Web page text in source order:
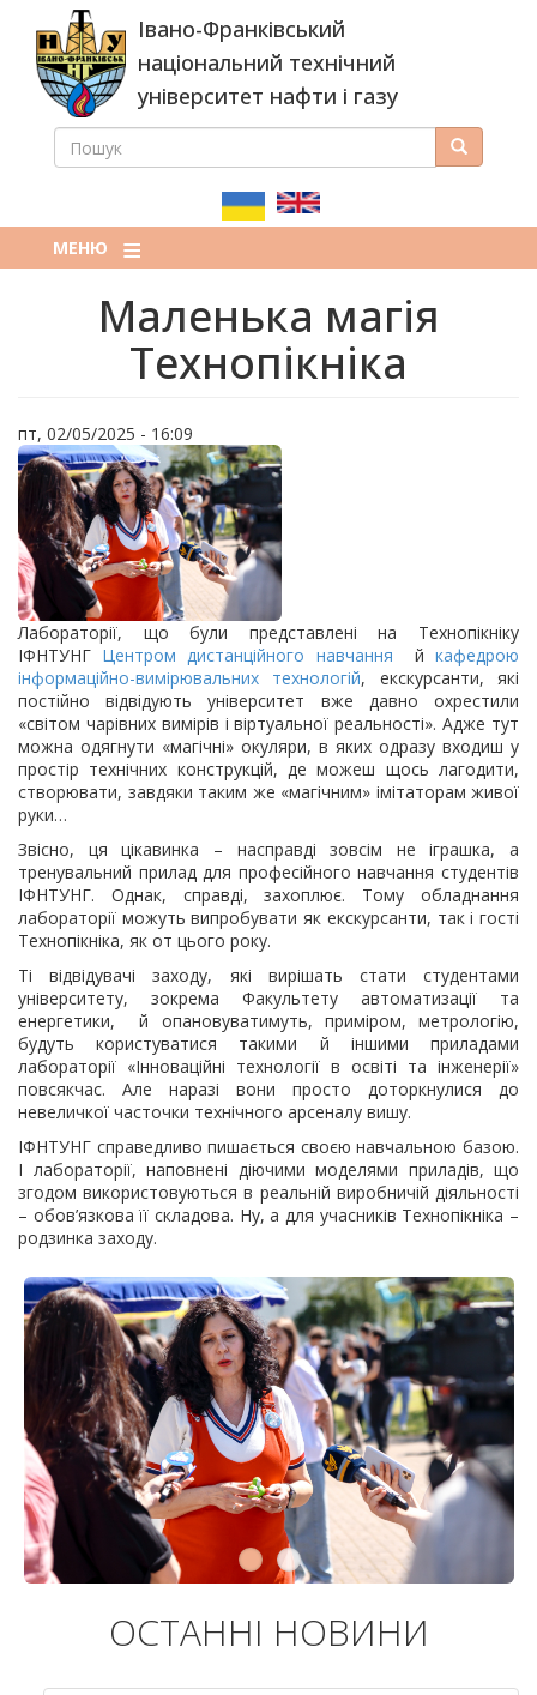
основного
вмісту
Івано-Франківський
національний технічний
університет нафти і газу
ПОШУКОВА
ПОШУК Пошук
МЕНЮ
Маленька магія
Технопікніка
пт, 02/05/2025 - 16:09
Лабораторії, що були представлені на Технопікніку
ІФНТУНГ Центром дистанційного навчання йкафедрою
інформаційно-вимірювальних технологій, екскурсанти, які
постійно відвідують університет вже давно охрестили
«світом чарівних вимірів і віртуальної реальності». Адже тут
можна одягнути «магічні» окуляри, в яких одразу входиш у
простір технічних конструкцій, де можеш щось лагодити,
створювати, завдяки таким же «магічним» імітаторам живої
руки…
Звісно, ця цікавинка – насправді зовсім не іграшка, а
тренувальний прилад для професійного навчання студентів
ІФНТУНГ. Однак, справді, захоплює. Тому обладнання
лабораторії можуть випробувати як екскурсанти, так і гості
Технопікніка, як от цього року.
Ті відвідувачі заходу, які вирішать стати студентами
університету, зокрема Факультету автоматизації та
енергетики, й опановуватимуть, приміром, метрологію,
будуть користуватися такими й іншими приладами
лабораторії «Інноваційні технології в освіті та інженерії»
повсякчас. Але наразі вони просто доторкнулися до
невеличкої часточки технічного арсеналу вишу.
ІФНТУНГ справедливо пишається своєю навчальною базою.
І лабораторії, наповнені діючими моделями приладів, що
згодом використовуються в реальній виробничій діяльності
– обов’язкова її складова. Ну, а для учасників Технопікніка –
родзинка заходу.
ОСТАННІ НОВИНИ